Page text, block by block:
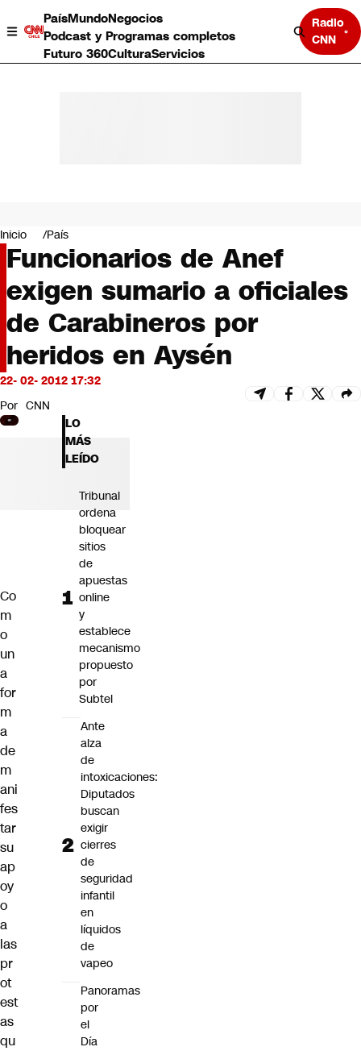
PaísMundoNegocios
Podcast y Programas completos
Futuro 360CulturaServicios
Radio
CNN
Negocios
Deportes
Programas completos
Cultura
Servicios
Bits
CNN tiempo
Futuro 360
Inicio País
Funcionarios de Anef
exigen sumario a oficiales
de Carabineros por
heridos en Aysén
22- 02- 2012 17:32
Por CNN
Co
m
o
un
a
for
m
a
de
m
ani
fes
tar
su
ap
oy
o
a
las
pr
ot
est
as
qu
LO
MÁS
LEÍDO
Tribunal
ordena
bloquear
sitios
de
apuestas
online
y
establece
mecanismo
propuesto
por
Subtel
Ante
alza
de
intoxicaciones:
Diputados
buscan
exigir
cierres
de
seguridad
infantil
en
líquidos
de
vapeo
Panoramas
por
el
Día